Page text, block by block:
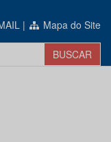
| Mapa do Site